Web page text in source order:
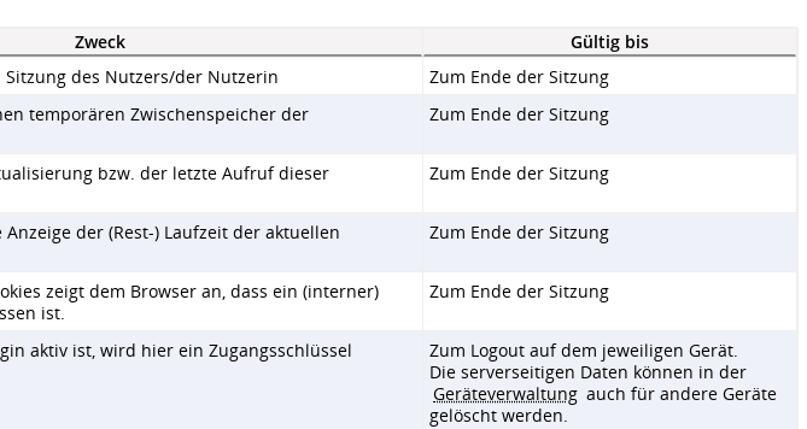
Zweck
Gültig bis
des Nutzers/der Nutzerin
Zum Ende der Sitzung
temporären Zwischenspeicher der
Zum Ende der Sitzung
bzw. der letzte Aufruf dieser
Zum Ende der Sitzung
der (Rest-) Laufzeit der aktuellen
Zum Ende der Sitzung
zeigt dem Browser an, dass ein (interner)
ist.
Zum Ende der Sitzung
aktiv ist, wird hier ein Zugangsschlüssel
Zum Logout auf dem jeweiligen Gerät.
Die serverseitigen Daten können in der
Geräteverwaltung auch für andere Geräte
gelöscht werden.